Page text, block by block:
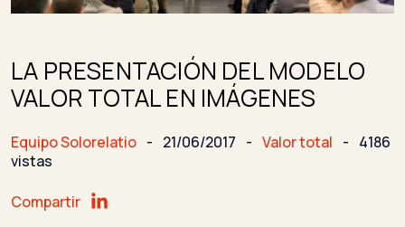
LA PRESENTACIÓN DEL MODELO
VALOR TOTAL EN IMÁGENES
Equipo Solorelatio - 21/06/2017 - Valor total - 4186
vistas
Compartir